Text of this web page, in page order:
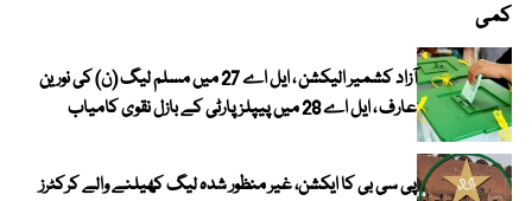
کمی
آزاد کشمیر الیکشن ، ایل اے 27 میں مسلم لیگ (ن) کی نورین
عارف ، ایل اے 28 میں پیپلز پارٹی کے بازل نقوی کامیاب
پی سی بی کا ایکشن، غیر منظور شدہ لیگ کھیلنے والے کرکٹرز